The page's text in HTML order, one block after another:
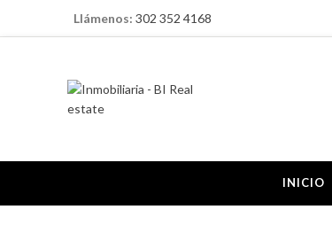
Llámenos: 302 352 4168
INICIO